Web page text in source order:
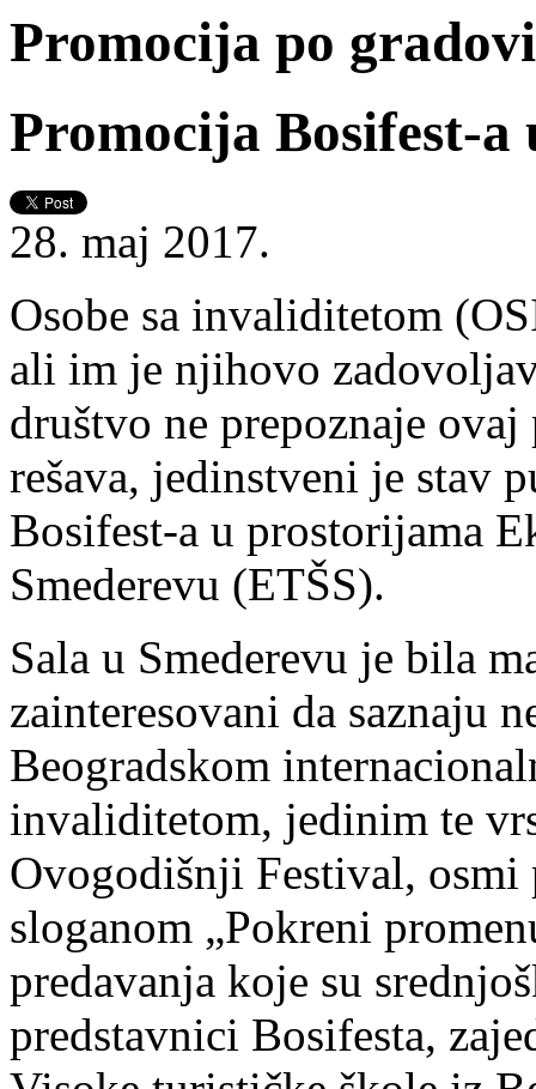
Promocija po
Promocija Bosifest-a
28. maj 2017.
Osobe sa invaliditetom
ali im je njihovo
društvo ne prepoznaje
rešava, jedinstveni je stav
Bosifest-a u prostorijama
Smederevu (ETŠS).
Sala u Smederevu je bila
zainteresovani da saznaju
Beogradskom
invaliditetom, jedinim te
Ovogodišnji Festival, osmi
sloganom „Pokreni
predavanja koje su
predstavnici Bosifesta,